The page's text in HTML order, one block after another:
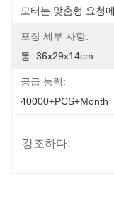
모터는 맞춤형 요청
포장 세부 사항:
통 :36x29x14cm
공급 능력:
40000+PCS+Month
강조하다: